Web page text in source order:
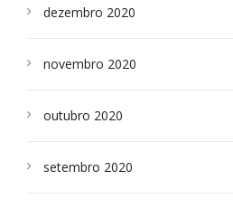
dezembro 2020
novembro 2020
outubro 2020
setembro 2020